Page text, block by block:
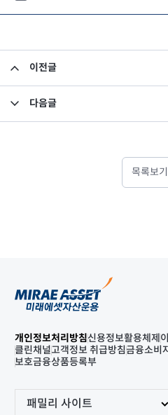
이전글
다음글
목록보기
개인정보처리방침신용정보활용체제
클린채널고객정보 취급방침금융소비
보호금융상품등록부
패밀리 사이트